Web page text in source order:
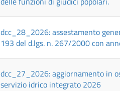
dcc_28_2026: assestamento
193 del d.lgs. n. 267/2000 con
dcc_27_2026: aggiornamento in
servizio idrico integrato 2026